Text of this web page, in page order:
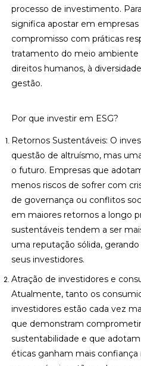
processo de investimento.
significa apostar em
compromisso com práticas
tratamento do meio ambiente
direitos humanos, à
gestão.
Por que investir em ESG?
Retornos Sustentáveis: O
questão de altruísmo, mas
o futuro. Empresas que
menos riscos de sofrer com
de governança ou conflitos
em maiores retornos a longo
sustentáveis tendem a ser
uma reputação sólida,
seus investidores.
Atração de investidores e
Atualmente, tanto os
investidores estão cada vez
que demonstram
sustentabilidade e que
éticas ganham mais